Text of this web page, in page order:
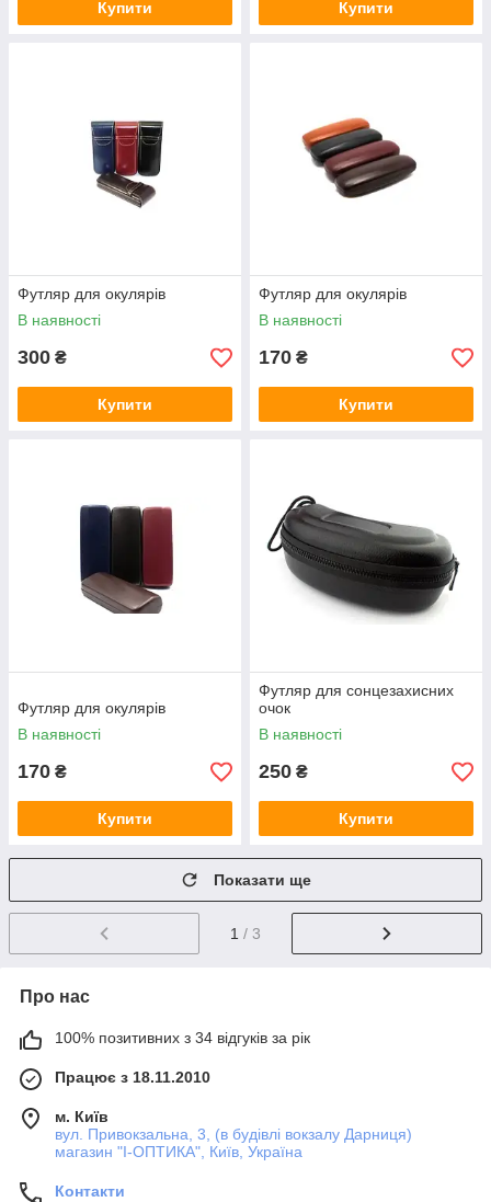
Купити Купити
Футляр для окулярів
В наявності
300 ₴
Купити
Футляр для окулярів
В наявності
170 ₴
Купити
Футляр для окулярів
В наявності
170 ₴
Купити
Футляр для сонцезахисних
очок
В наявності
250 ₴
Купити
Показати ще
1 / 3
Про нас
100% позитивних з 34 відгуків за рік
Працює з 18.11.2010
м. Київ
вул. Привокзальна, 3, (в будівлі вокзалу Дарниця)
магазин "I-ОПТИКА", Київ, Україна
Контакти